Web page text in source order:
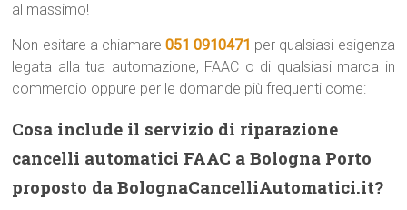
al massimo!
Non esitare a chiamare 051 0910471 per qualsiasi esigenza
legata alla tua automazione, FAAC o di qualsiasi marca in
commercio oppure per le domande più frequenti come:
Cosa include il servizio di riparazione
cancelli automatici FAAC a Bologna Porto
proposto da BolognaCancelliAutomatici.it?